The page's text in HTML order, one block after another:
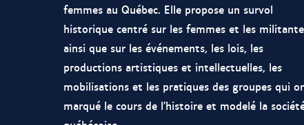
femmes au Québec. Elle propose un survol
historique centré sur les femmes et les
ainsi que sur les événements, les lois, les
productions artistiques et intellectuelles, les
mobilisations et les pratiques des groupes qui
marqué le cours de l’histoire et modelé la